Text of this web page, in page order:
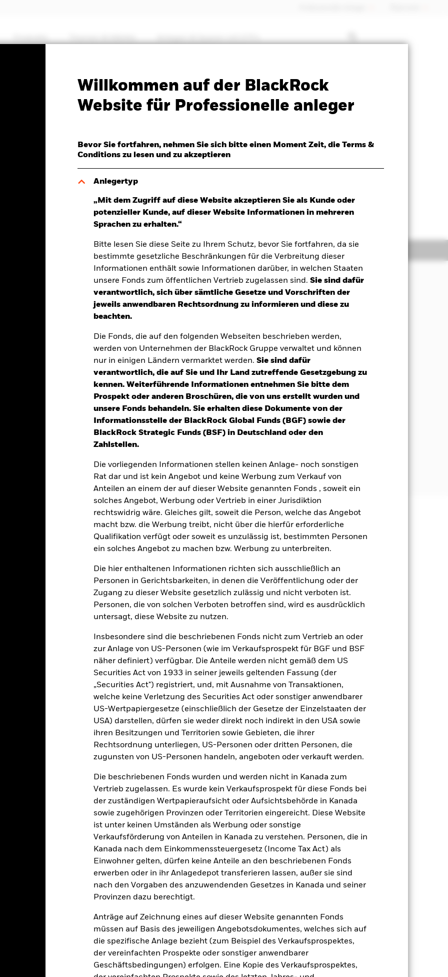
Willkommen auf der BlackRock
Website für Professionelle anleger
Bevor Sie fortfahren, nehmen Sie sich bitte einen Moment Zeit, die Terms &
Conditions zu lesen und zu akzeptieren
Anlegertyp
„Mit dem Zugriff auf diese Website akzeptieren Sie als Kunde oder
potenzieller Kunde, auf dieser Website Informationen in mehreren
Sprachen zu erhalten.“
Bitte lesen Sie diese Seite zu Ihrem Schutz, bevor Sie fortfahren, da sie
bestimmte gesetzliche Beschränkungen für die Verbreitung dieser
Informationen enthält sowie Informationen darüber, in welchen Staaten
unsere Fonds zum öffentlichen Vertrieb zugelassen sind. Sie sind dafür
verantwortlich, sich über sämtliche Gesetze und Vorschriften der
jeweils anwendbaren Rechtsordnung zu informieren und diese zu
beachten.
Die Fonds, die auf den folgenden Webseiten beschrieben werden,
werden von Unternehmen der BlackRock Gruppe verwaltet und können
nur in einigen Ländern vermarktet werden. Sie sind dafür
verantwortlich, die auf Sie und Ihr Land zutreffende Gesetzgebung zu
kennen. Weiterführende Informationen entnehmen Sie bitte dem
Prospekt oder anderen Broschüren, die von uns erstellt wurden und
unsere Fonds behandeln. Sie erhalten diese Dokumente von der
Informationsstelle der BlackRock Global Funds (BGF) sowie der
BlackRock Strategic Funds (BSF) in Deutschland oder den
Zahlstellen.
Die vorliegenden Informationen stellen keinen Anlage- noch sonstigen
Rat dar und ist kein Angebot und keine Werbung zum Verkauf von
Anteilen an einem der auf dieser Website genannten Fonds , soweit ein
solches Angebot, Werbung oder Vertrieb in einer Jurisdiktion
rechtswidrig wäre. Gleiches gilt, soweit die Person, welche das Angebot
macht bzw. die Werbung treibt, nicht über die hierfür erforderliche
Qualifikation verfügt oder soweit es unzulässig ist, bestimmten Personen
ein solches Angebot zu machen bzw. Werbung zu unterbreiten.
Die hier enthaltenen Informationen richten sich ausschließlich an
Personen in Gerichtsbarkeiten, in denen die Veröffentlichung oder der
Zugang zu dieser Website gesetzlich zulässig und nicht verboten ist.
Personen, die von solchen Verboten betroffen sind, wird es ausdrücklich
untersagt, diese Website zu nutzen.
Insbesondere sind die beschriebenen Fonds nicht zum Vertrieb an oder
zur Anlage von US-Personen (wie im Verkaufsprospekt für BGF und BSF
näher definiert) verfügbar. Die Anteile werden nicht gemäß dem US
Securities Act von 1933 in seiner jeweils geltenden Fassung (der
„Securities Act") registriert, und, mit Ausnahme von Transaktionen,
welche keine Verletzung des Securities Act oder sonstiger anwendbarer
US-Wertpapiergesetze (einschließlich der Gesetze der Einzelstaaten der
USA) darstellen, dürfen sie weder direkt noch indirekt in den USA sowie
ihren Besitzungen und Territorien sowie Gebieten, die ihrer
Rechtsordnung unterliegen, US-Personen oder dritten Personen, die
zugunsten von US-Personen handeln, angeboten oder verkauft werden.
Die beschriebenen Fonds wurden und werden nicht in Kanada zum
Vertrieb zugelassen. Es wurde kein Verkaufsprospekt für diese Fonds bei
der zuständigen Wertpapieraufsicht oder Aufsichtsbehörde in Kanada
sowie zugehörigen Provinzen oder Territorien eingereicht. Diese Website
ist unter keinen Umständen als Werbung oder sonstige
Verkaufsförderung von Anteilen in Kanada zu verstehen. Personen, die in
Kanada nach dem Einkommenssteuergesetz (Income Tax Act) als
Einwohner gelten, dürfen keine Anteile an den beschriebenen Fonds
erwerben oder in ihr Anlagedepot transferieren lassen, außer sie sind
nach den Vorgaben des anzuwendenden Gesetzes in Kanada und seiner
Provinzen dazu berechtigt.
Anträge auf Zeichnung eines auf dieser Website genannten Fonds
müssen auf Basis des jeweiligen Angebotsdokumentes, welches sich auf
die spezifische Anlage bezieht (zum Beispiel des Verkaufsprospektes,
der vereinfachten Prospekte oder sonstiger anwendbarer
Geschäftsbedingungen) erfolgen. Eine Kopie des Verkaufsprospektes,
Japan Climate
-0,03 (-0,41%) YTD: 16,30%
Unterlagen
Öl und Gas beteiligt sind.
des Global Compact der
sind oder deren MSCI ESG
oder mehreren der von der
veröffentlichen und
ANLAGEZIEL
Der Fonds strebt durch eine Kombination aus Kapitalwachstum und
Erträgen auf das Fondsvermögen die Erzielung einer Gesamtrendite
aus Ihrer Anlage an, welche die Rendite des MSCI Japan Transition
Aware Select Index, des Referenzindex des Fonds („Index“),
Der Wert der Anlagen und die daraus entstandenen Erträge sind nicht garantiert und
Anleger erhalten den ursprünglich investierten Betrag eventuell nicht zurück.
mit bestimmten nicht mit ESG-Kriterien zu vereinbarenden Geschäftstätigkeiten nur dann aus,
eine eigene ethische Bewertung des ESG-Screenings des Fonds vornehmen. Das ESG-Screening
ein solches Screening, negative Auswirkungen auf den Wert der Investitionen des Fonds haben. Der
Papieren kann durch die täglichen Kursbewegungen an den Börsen beeinflusst werden. Weitere
Politik und Wirtschaft sowie Unternehmensergebnisse und wichtige Unternehmensereignisse. Das
Länder, Währungen oder Unternehmen konzentriert. Folglich reagiert der Fonds anfälliger auf
politische, nachhaltigkeitsbezogene oder aufsichtsrechtliche Ereignisse.
dieses Fonds setzen Derivate zur Absicherung des Währungsrisikos ein. Der Einsatz von
ein potenzielles Risiko der Ansteckung (auch unter der Bezeichnung „Spill-over-Effekt“) für andere
Verwaltungsgesellschaft des Fonds wird sicherstellen, dass angemessene Verfahren zur Minderung
vorhanden sind. Über das Drop-Down-Feld direkt unter dem Namen des Fonds können
Fonds anzeigen lassen. Die Anteilsklassen mit Währungsabsicherung sind durch den Begriff
gekennzeichnet. Eine vollständige Liste aller Anteilsklassen mit Währungsabsicherung ist zudem auf
Weniger anzeigen
PRIIP KID Factsheet Verkaufsprospekt SFDR Web Disclosure
Herunterladen
Eckdaten Positionen Unterlagen
Wertentwicklung
2024-06-10 00:00:00 to 2026-08-06 00:00:00.
Angaben zu einzelnen Jahren
Grafik zeigt die Wertentwicklung des Produkts als prozentualer Verlust oder Gewinn pro Jahr in den
1 Jahren gegenüber seiner Benchmark. Dies kann Ihnen helfen zu beurteilen, wie das Produkt in
Vergangenheit verwaltet wurde, und ermöglicht einen Vergleich mit der Benchmark.
chart has 1 X axis displaying categories.
chart has 1 Y axis displaying Values. Range: 0 to 30.